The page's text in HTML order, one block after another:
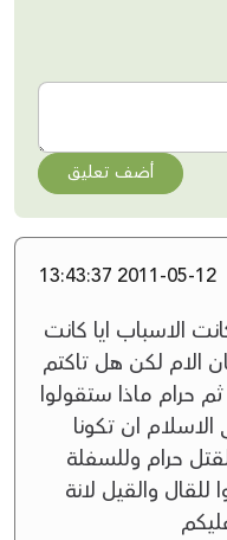
أضف تعليق
2011-05-12 13:43:37
الاسباب ايا كانت
الام لكن هل تاكتم
حرام ماذا ستقولوا
الاسلام ان تكونا
حرام وللسفلة
والقيل لانة